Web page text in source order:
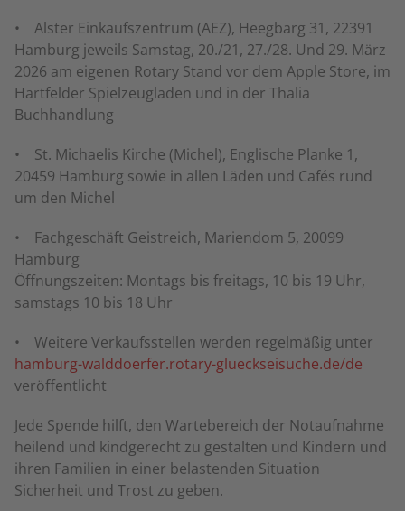
• Alster Einkaufszentrum (AEZ), Heegbarg 31, 22391
Hamburg jeweils Samstag, 20./21, 27./28. Und 29. März
2026 am eigenen Rotary Stand vor dem Apple Store, im
Hartfelder Spielzeugladen und in der Thalia
Buchhandlung
• St. Michaelis Kirche (Michel), Englische Planke 1,
20459 Hamburg sowie in allen Läden und Cafés rund
um den Michel
• Fachgeschäft Geistreich, Mariendom 5, 20099
Hamburg
Öffnungszeiten: Montags bis freitags, 10 bis 19 Uhr,
samstags 10 bis 18 Uhr
• Weitere Verkaufsstellen werden regelmäßig unter
hamburg-walddoerfer.rotary-glueckseisuche.de/de
veröffentlicht
Jede Spende hilft, den Wartebereich der Notaufnahme
heilend und kindgerecht zu gestalten und Kindern und
ihren Familien in einer belastenden Situation
Sicherheit und Trost zu geben.